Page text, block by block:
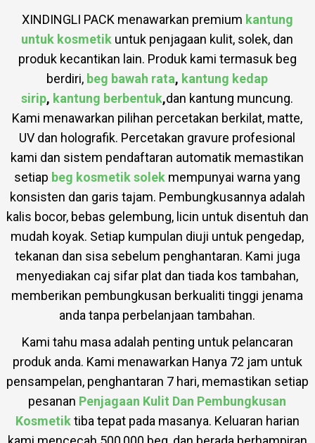
XINDINGLI PACK menawarkan premium kantung
untuk kosmetik untuk penjagaan kulit, solek, dan
produk kecantikan lain. Produk kami termasuk beg
berdiri, beg bawah rata, kantung kedap
sirip, kantung berbentuk,dan kantung muncung.
Kami menawarkan pilihan percetakan berkilat, matte,
UV dan holografik. Percetakan gravure profesional
kami dan sistem pendaftaran automatik memastikan
setiap beg kosmetik solek mempunyai warna yang
konsisten dan garis tajam. Pembungkusannya adalah
kalis bocor, bebas gelembung, licin untuk disentuh dan
mudah koyak. Setiap kumpulan diuji untuk pengedap,
tekanan dan sisa sebelum penghantaran. Kami juga
menyediakan caj sifar plat dan tiada kos tambahan,
memberikan pembungkusan berkualiti tinggi jenama
anda tanpa perbelanjaan tambahan.
Kami tahu masa adalah penting untuk pelancaran
produk anda. Kami menawarkan Hanya 72 jam untuk
pensampelan, penghantaran 7 hari, memastikan setiap
pesanan Penjagaan Kulit Dan Pembungkusan
Kosmetiktiba tepat pada masanya. Keluaran harian